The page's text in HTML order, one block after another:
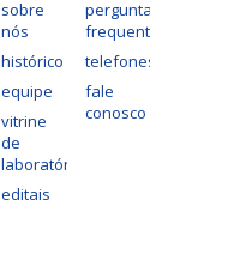
sobre
nós
histórico
equipe
vitrine
de
laboratórios
editais
perguntas
frequentes
telefones
fale
conosco